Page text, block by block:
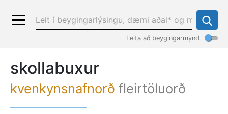
Leita að beygingarmynd
skollabuxur
kvenkynsnafnorð fleirtöluorð